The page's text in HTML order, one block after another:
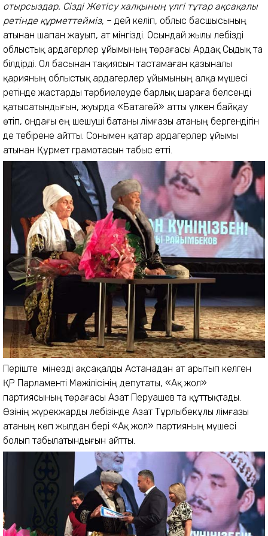
отырсыздар. Сізді Жетісу халқының үлгі тұтар ақсақалы
ретінде құрметтейміз, – дей келіп, облыс басшысының
атынан шапан жауып, ат мінгізді. Осындай жылы лебізді
облыстық ардагерлер ұйымының төрағасы Ардақ Сыдық та
білдірді. Ол басынан тақиясын тастамаған қазыналы
қарияның облыстық ардагерлер ұйымының алқа мүшесі
ретінде жастарды тәрбиелеуде барлық шараға белсенді
қатысатындығын, жуырда «Батагөй» атты үлкен байқау
өтіп, ондағы ең шешуші батаны Әлімғазы атаның бергендігін
де тебірене айтты. Сонымен қатар ардагерлер ұйымы
атынан Құрмет грамотасын табыс етті.
Періште мінезді ақсақалды Астанадан ат арытып келген
ҚР Парламенті Мәжілісінің депутаты, «Ақ жол»
партиясының төрағасы Азат Перуашев та құттықтады.
Өзінің жүрекжарды лебізінде Азат Тұрлыбекұлы Әлімғазы
атаның көп жылдан бері «Ақ жол» партияның мүшесі
болып табылатындығын айтты.